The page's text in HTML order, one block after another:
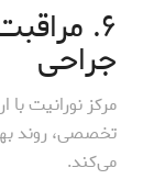
۶.
جراحی
مرکز نورانیت با
تخصصی، روند
می‌کند.